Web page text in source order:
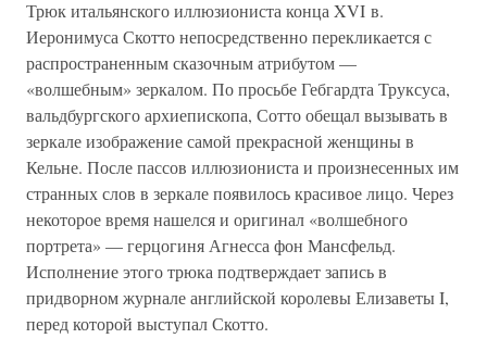
Трюк итальянского иллюзиониста конца XVI в.
Иеронимуса Скотто непосредственно перекликается с
распространенным сказочным атрибутом —
«волшебным» зеркалом. По просьбе Гебгардта Труксуса,
вальдбургского архиепископа, Сотто обещал вызывать в
зеркале изображение самой прекрасной женщины в
Кельне. После пассов иллюзиониста и произнесенных им
странных слов в зеркале появилось красивое лицо. Через
некоторое время нашелся и оригинал «волшебного
портрета» — герцогиня Агнесса фон Мансфельд.
Исполнение этого трюка подтверждает запись в
придворном журнале английской королевы Елизаветы I,
перед которой выступал Скотто.